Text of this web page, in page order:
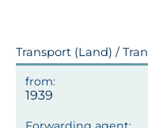
Transport (Land) /
1939